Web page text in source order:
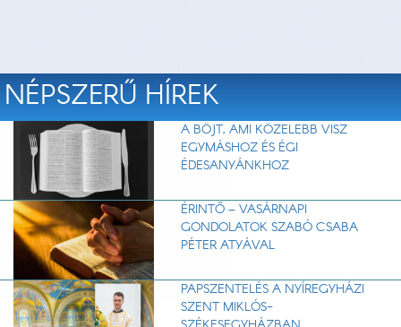
NÉPSZERŰ HÍREK
A BÖJT, AMI KÖZELEBB VISZ
EGYMÁSHOZ ÉS ÉGI
ÉDESANYÁNKHOZ
ÉRINTŐ – VASÁRNAPI
GONDOLATOK SZABÓ CSABA
PÉTER ATYÁVAL
PAPSZENTELÉS A NYÍREGYHÁZI
SZENT MIKLÓS-